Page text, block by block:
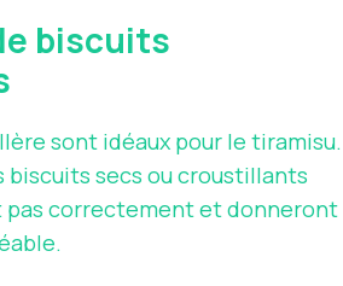
biscuits
sont idéaux pour le tiramisu.
biscuits secs ou croustillants
pas correctement et donneront